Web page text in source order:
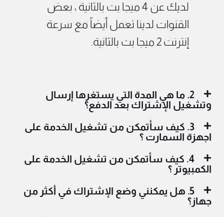
لديك عن 4 ميجا بت بالثانية ، بعض
القنوات لدينا تعمل أيضاً مع سرعة
إنترنت 2 ميجا بت بالثانية.
2. ما هي المدة التي يستغرها إرسال
وتشغيل الإشتراك بعد الدفع؟
3. كيف سأتمكن من تشغيل الخدمة على
اجهزة السمارت ؟
4. كيف سأتمكن من تشغيل الخدمة على
الكمبيوتر ؟
5. هل يمكنني وضع الإشتراك في أكثر من
جهاز؟